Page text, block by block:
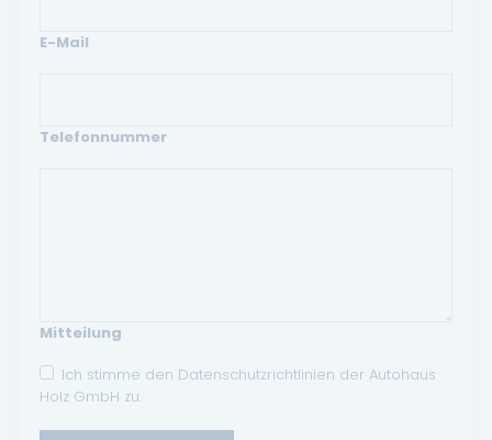
E-Mail
Telefonnummer
Mitteilung
Ich stimme den Datenschutzrichtlinien der Autohaus
Holz GmbH zu.